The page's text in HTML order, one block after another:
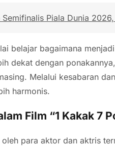
Piala Dunia
belajar bagaimana
dekat dengan
Melalui kesabaran
harmonis.
Film “1 Kakak 7
oleh para aktor dan aktris